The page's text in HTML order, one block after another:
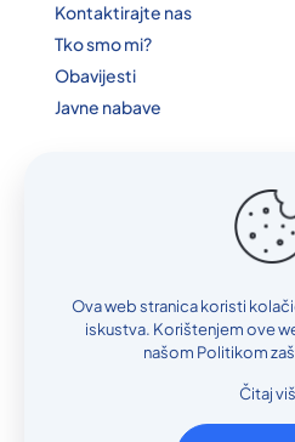
Kontaktirajte nas
Tko smo mi?
Obavijesti
Javne nabave
T.R: 3381802200480581
IBAN:
Ova web stranica koristi
iskustva. Korištenjem ove
našom Politikom
Čitaj